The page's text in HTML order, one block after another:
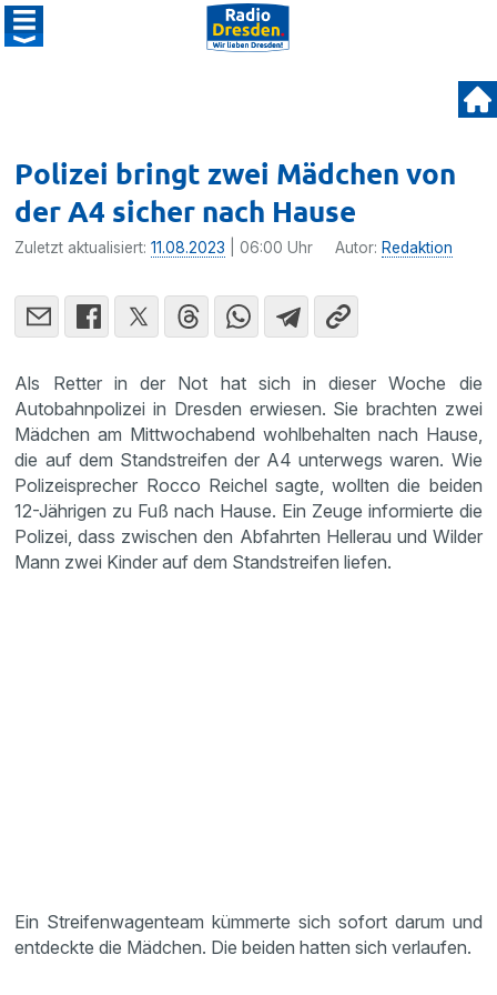
Polizei bringt zwei Mädchen von
der A4 sicher nach Hause
Zuletzt aktualisiert:11.08.2023 | 06:00 Uhr Autor: Redaktion
Als Retter in der Not hat sich in dieser Woche die
Autobahnpolizei in Dresden erwiesen. Sie brachten zwei
Mädchen am Mittwochabend wohlbehalten nach Hause,
die auf dem Standstreifen der A4 unterwegs waren. Wie
Polizeisprecher Rocco Reichel sagte, wollten die beiden
12-Jährigen zu Fuß nach Hause. Ein Zeuge informierte die
Polizei, dass zwischen den Abfahrten Hellerau und Wilder
Mann zwei Kinder auf dem Standstreifen liefen.
Ein Streifenwagenteam kümmerte sich sofort darum und
entdeckte die Mädchen. Die beiden hatten sich verlaufen.